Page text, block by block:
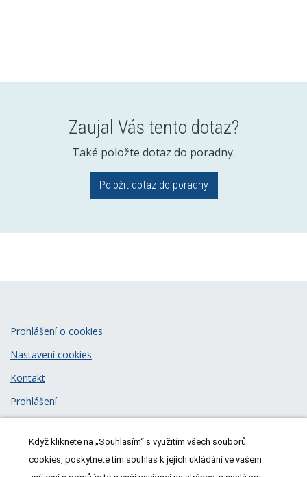
Zaujal Vás tento dotaz?
Také položte dotaz do poradny.
Položit dotaz do poradny
© 2026MeDitorial| ISSN 1805-3408
Prohlášení o cookies
Nastavení cookies
Kontakt
Prohlášení
Když kliknete na „Souhlasím“ s využitím všech souborů
cookies, poskytnete tím souhlas k jejich ukládání ve vašem